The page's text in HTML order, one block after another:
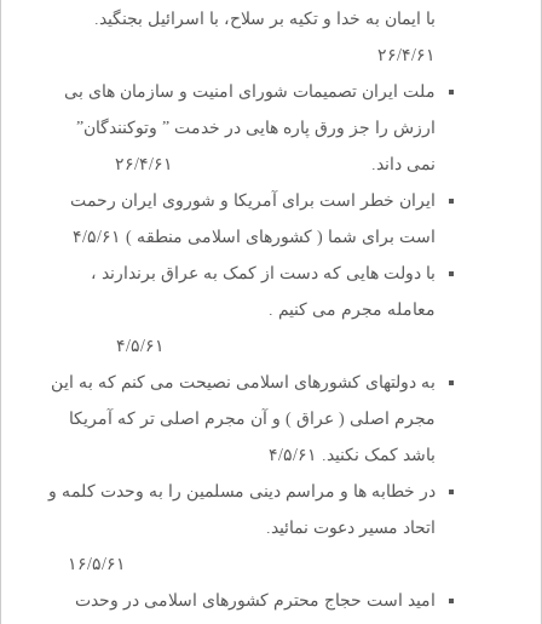
با ایمان به خدا و تکیه بر سلاح، با اسرائیل بجنگید.
۲۶/۴/۶۱
ملت ایران تصمیمات شورای امنیت و سازمان های بی
ارزش را جز ورق پاره هایی در خدمت ” وتوکنندگان”
نمی داند. ۲۶/۴/۶۱
ایران خطر است برای آمریکا و شوروی ایران رحمت
است برای شما ( کشورهای اسلامی منطقه ) ۴/۵/۶۱
با دولت هایی که دست از کمک به عراق برندارند ،
معامله مجرم می کنیم .
به دولتهای کشورهای اسلامی نصیحت می کنم که به این
مجرم اصلی ( عراق ) و آن مجرم اصلی تر که آمریکا
باشد کمک نکنید. ۴/۵/۶۱
در خطابه ها و مراسم دینی مسلمین را به وحدت کلمه و
اتحاد مسیر دعوت نمائید.
امید است حجاج محترم کشورهای اسلامی در وحدت